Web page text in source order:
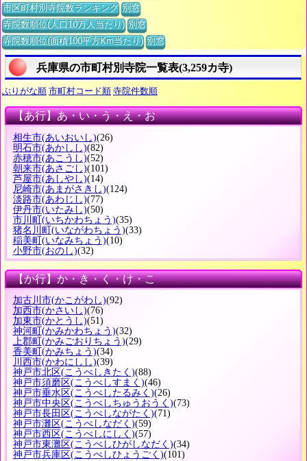
市区町村別寺院数ランキング 別窓
寺院数順位(人口10万人当たり) 別窓
寺院数順位(面積100平方Km当たり) 別窓
兵庫県の市町村別寺院一覧表(3,259カ寺)
ぶりがな順 市町村コード順 寺院件数順
【あ行】あ・い・う・え・お
相生市(あいおいし)(26)
明石市(あかしし)(82)
赤穂市(あこうし)(52)
朝来市(あさごし)(101)
芦屋市(あしやし)(14)
尼崎市(あまがさきし)(124)
淡路市(あわじし)(77)
伊丹市(いたみし)(50)
市川町(いちかわちょう)(35)
猪名川町(いながわちょう)(33)
稲美町(いなみちょう)(10)
小野市(おのし)(32)
【か行】か・き・く・け・こ
加古川市(かこがわし)(92)
加西市(かさいし)(76)
加東市(かとうし)(51)
神河町 (かみかわちょう)(32)
上郡町 (かみごおりちょう)(29)
香美町 (かみちょう)(34)
川西市(かわにしし)(39)
神戸市北区(こうべしきたく)(88)
神戸市須磨区(こうべしすまく)(46)
神戸市垂水区(こうべしたるみく)(26)
神戸市中央区(こうべしちゅうおうく)(73)
神戸市長田区(こうべしながたく)(71)
神戸市灘区(こうべしなだく)(59)
神戸市西区(こうべしにしく)(57)
神戸市東灘区(こうべしひがしなだく)(34)
神戸市兵庫区(こうべしひょうごく)(101)